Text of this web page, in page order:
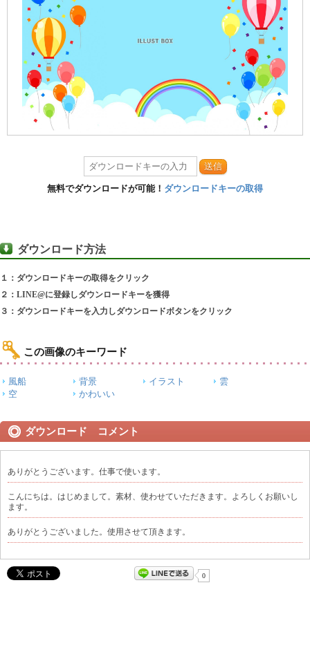
送信
無料でダウンロードが可能！ ダウンロードキーの取得
ダウンロード方法
１：ダウンロードキーの取得をクリック
２：LINE@に登録しダウンロードキーを獲得
３：ダウンロードキーを入力しダウンロードボタンをクリック
この画像のキーワード
風船 背景 イラスト
雲
空
かわいい
ダウンロード コメント
ありがとうございます。仕事で使います。
こんにちは。はじめまして。素材、使わせていただきます。よろしくお願いし
ます。
ありがとうございました。使用させて頂きます。
0